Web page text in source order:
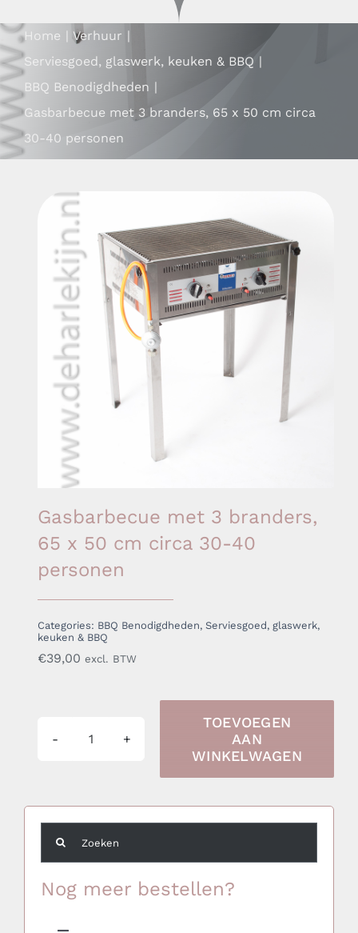
Mijn account
ZOEKEN
NAAR:
Partyverhuur de Harlekijn
Home
Verhuur
Serviesgoed, glaswerk, keuken & BBQ
BBQ Benodigdheden
Gasbarbecue met 3 branders, 65 x 50 cm circa
30-40 personen
Gasbarbecue met 3 branders,
65 x 50 cm circa 30-40
personen
Categories: BBQ Benodigdheden, Serviesgoed, glaswerk,
keuken & BBQ
€39,00 excl. BTW
branders,
TOEVOEGEN
AAN
WINKELWAGEN
Zoeken
naar:
Nog meer bestellen?